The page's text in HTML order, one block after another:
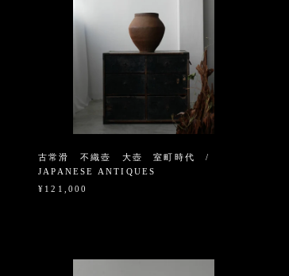
古常滑 不織壺 大壺 室町時代 /
JAPANESE ANTIQUES
¥121,000